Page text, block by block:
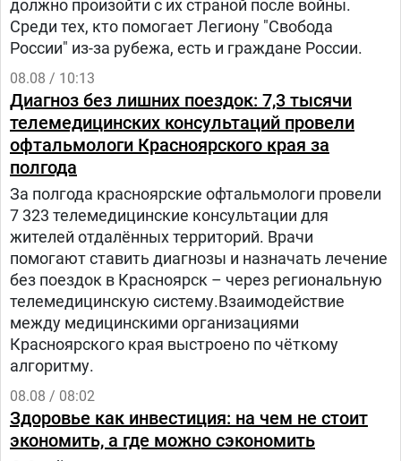
должно произойти с их страной после войны.
Среди тех, кто помогает Легиону "Свобода
России" из-за рубежа, есть и граждане России.
08.08 / 10:13
Диагноз без лишних поездок: 7,3 тысячи
телемедицинских консультаций провели
офтальмологи Красноярского края за
полгода
За полгода красноярские офтальмологи провели
7 323 телемедицинские консультации для
жителей отдалённых территорий. Врачи
помогают ставить диагнозы и назначать лечение
без поездок в Красноярск – через региональную
телемедицинскую систему.Взаимодействие
между медицинскими организациями
Красноярского края выстроено по чёткому
алгоритму.
08.08 / 08:02
Здоровье как инвестиция: на чем не стоит
экономить, а где можно сэкономить